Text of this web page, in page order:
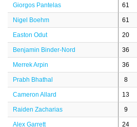
Giorgos Pantelas 61
Nigel Boehm 61
Easton Odut 20
Benjamin Binder-Nord 36
Merrek Arpin 36
Prabh Bhathal 8
Cameron Allard 13
Raiden Zacharias 9
Alex Garrett 24